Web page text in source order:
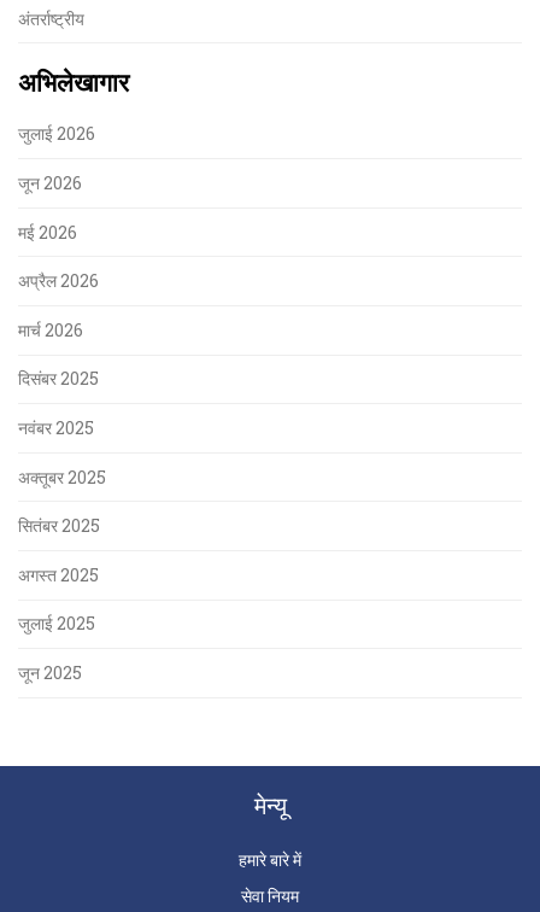
अंतर्राष्ट्रीय
अभिलेखागार
जुलाई 2026
जून 2026
मई 2026
अप्रैल 2026
मार्च 2026
दिसंबर 2025
नवंबर 2025
अक्तूबर 2025
सितंबर 2025
अगस्त 2025
जुलाई 2025
जून 2025
मेन्यू
हमारे बारे में
सेवा नियम